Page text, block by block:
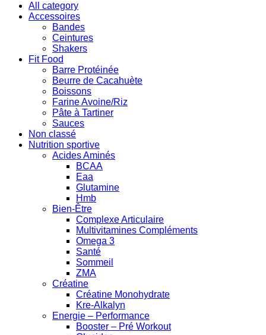
All category
Accessoires
Bandes
Ceintures
Shakers
Fit Food
Barre Protéinée
Beurre de Cacahuète
Boissons
Farine Avoine/Riz
Pâte à Tartiner
Sauces
Non classé
Nutrition sportive
Acides Aminés
BCAA
Eaa
Glutamine
Hmb
Bien-Être
Complexe Articulaire
Multivitamines Compléments
Omega 3
Santé
Sommeil
ZMA
Créatine
Créatine Monohydrate
Kre-Alkalyn
Energie – Performance
Booster – Pré Workout